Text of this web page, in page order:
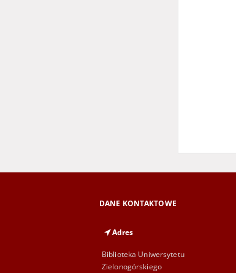
DANE KONTAKTOWE
Adres
Biblioteka Uniwersytetu
Zielonogórskiego